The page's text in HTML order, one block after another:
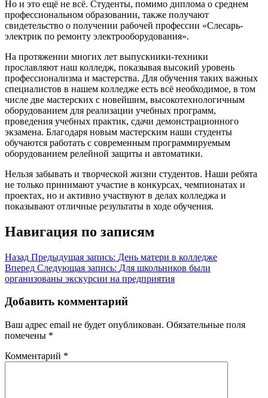
Но и это ещё не всё. Студенты, помимо диплома о среднем
профессиональном образовании, также получают
свидетельство о получении рабочей профессии «Слесарь-
электрик по ремонту электрооборудования».
На протяжении многих лет выпускники-техники
прославляют наш колледж, показывая высокий уровень
профессионализма и мастерства. Для обучения таких важных
специалистов в нашем колледже есть всё необходимое, в том
числе две мастерских с новейшим, высокотехнологичным
оборудованием для реализации учебных программ,
проведения учебных практик, сдачи демонстрационного
экзамена. Благодаря новым мастерским наши студенты
обучаются работать с современным программируемым
оборудованием релейной защиты и автоматики.
Нельзя забывать и творческой жизни студентов. Наши ребята
не только принимают участие в конкурсах, чемпионатах и
проектах, но и активно участвуют в делах колледжа и
показывают отличные результаты в ходе обучения.
Навигация по записям
Назад Предыдущая запись: День матери в колледже
Вперед Следующая запись: Для школьников были
организованы экскурсии на предприятия
Добавить комментарий
Ваш адрес email не будет опубликован. Обязательные поля
помечены *
Комментарий *